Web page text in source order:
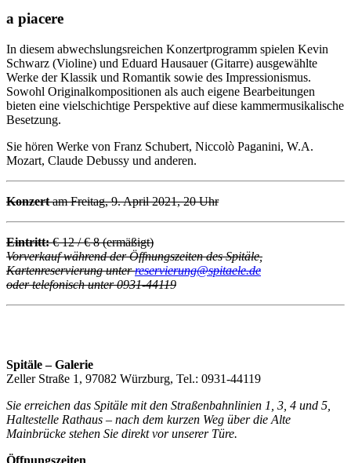
a piacere
In diesem abwechslungsreichen Konzertprogramm spielen Kevin
Schwarz (Violine) und Eduard Hausauer (Gitarre) ausgewählte
Werke der Klassik und Romantik sowie des Impressionismus.
Sowohl Originalkompositionen als auch eigene Bearbeitungen
bieten eine vielschichtige Perspektive auf diese kammermusikalische
Besetzung.
Sie hören Werke von Franz Schubert, Niccolò Paganini, W.A.
Mozart, Claude Debussy und anderen.
Konzertam Freitag, 9. April 2021, 20 Uhr
Eintritt:€ 12 / € 8 (ermäßigt)
Vorverkauf während der Öffnungszeiten des Spitäle,
Kartenreservierung unterreservierung@spitaele.de
oder telefonisch unter 0931-44119
Spitäle – Galerie
Zeller Straße 1, 97082 Würzburg, Tel.: 0931-44119
Sie erreichen das Spitäle mit den Straßenbahnlinien 1, 3, 4 und 5,
Haltestelle Rathaus – nach dem kurzen Weg über die Alte
Mainbrücke stehen Sie direkt vor unserer Türe.
Öffnungszeiten